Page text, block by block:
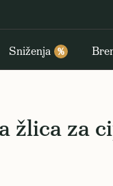
Sniženja %
žlica za